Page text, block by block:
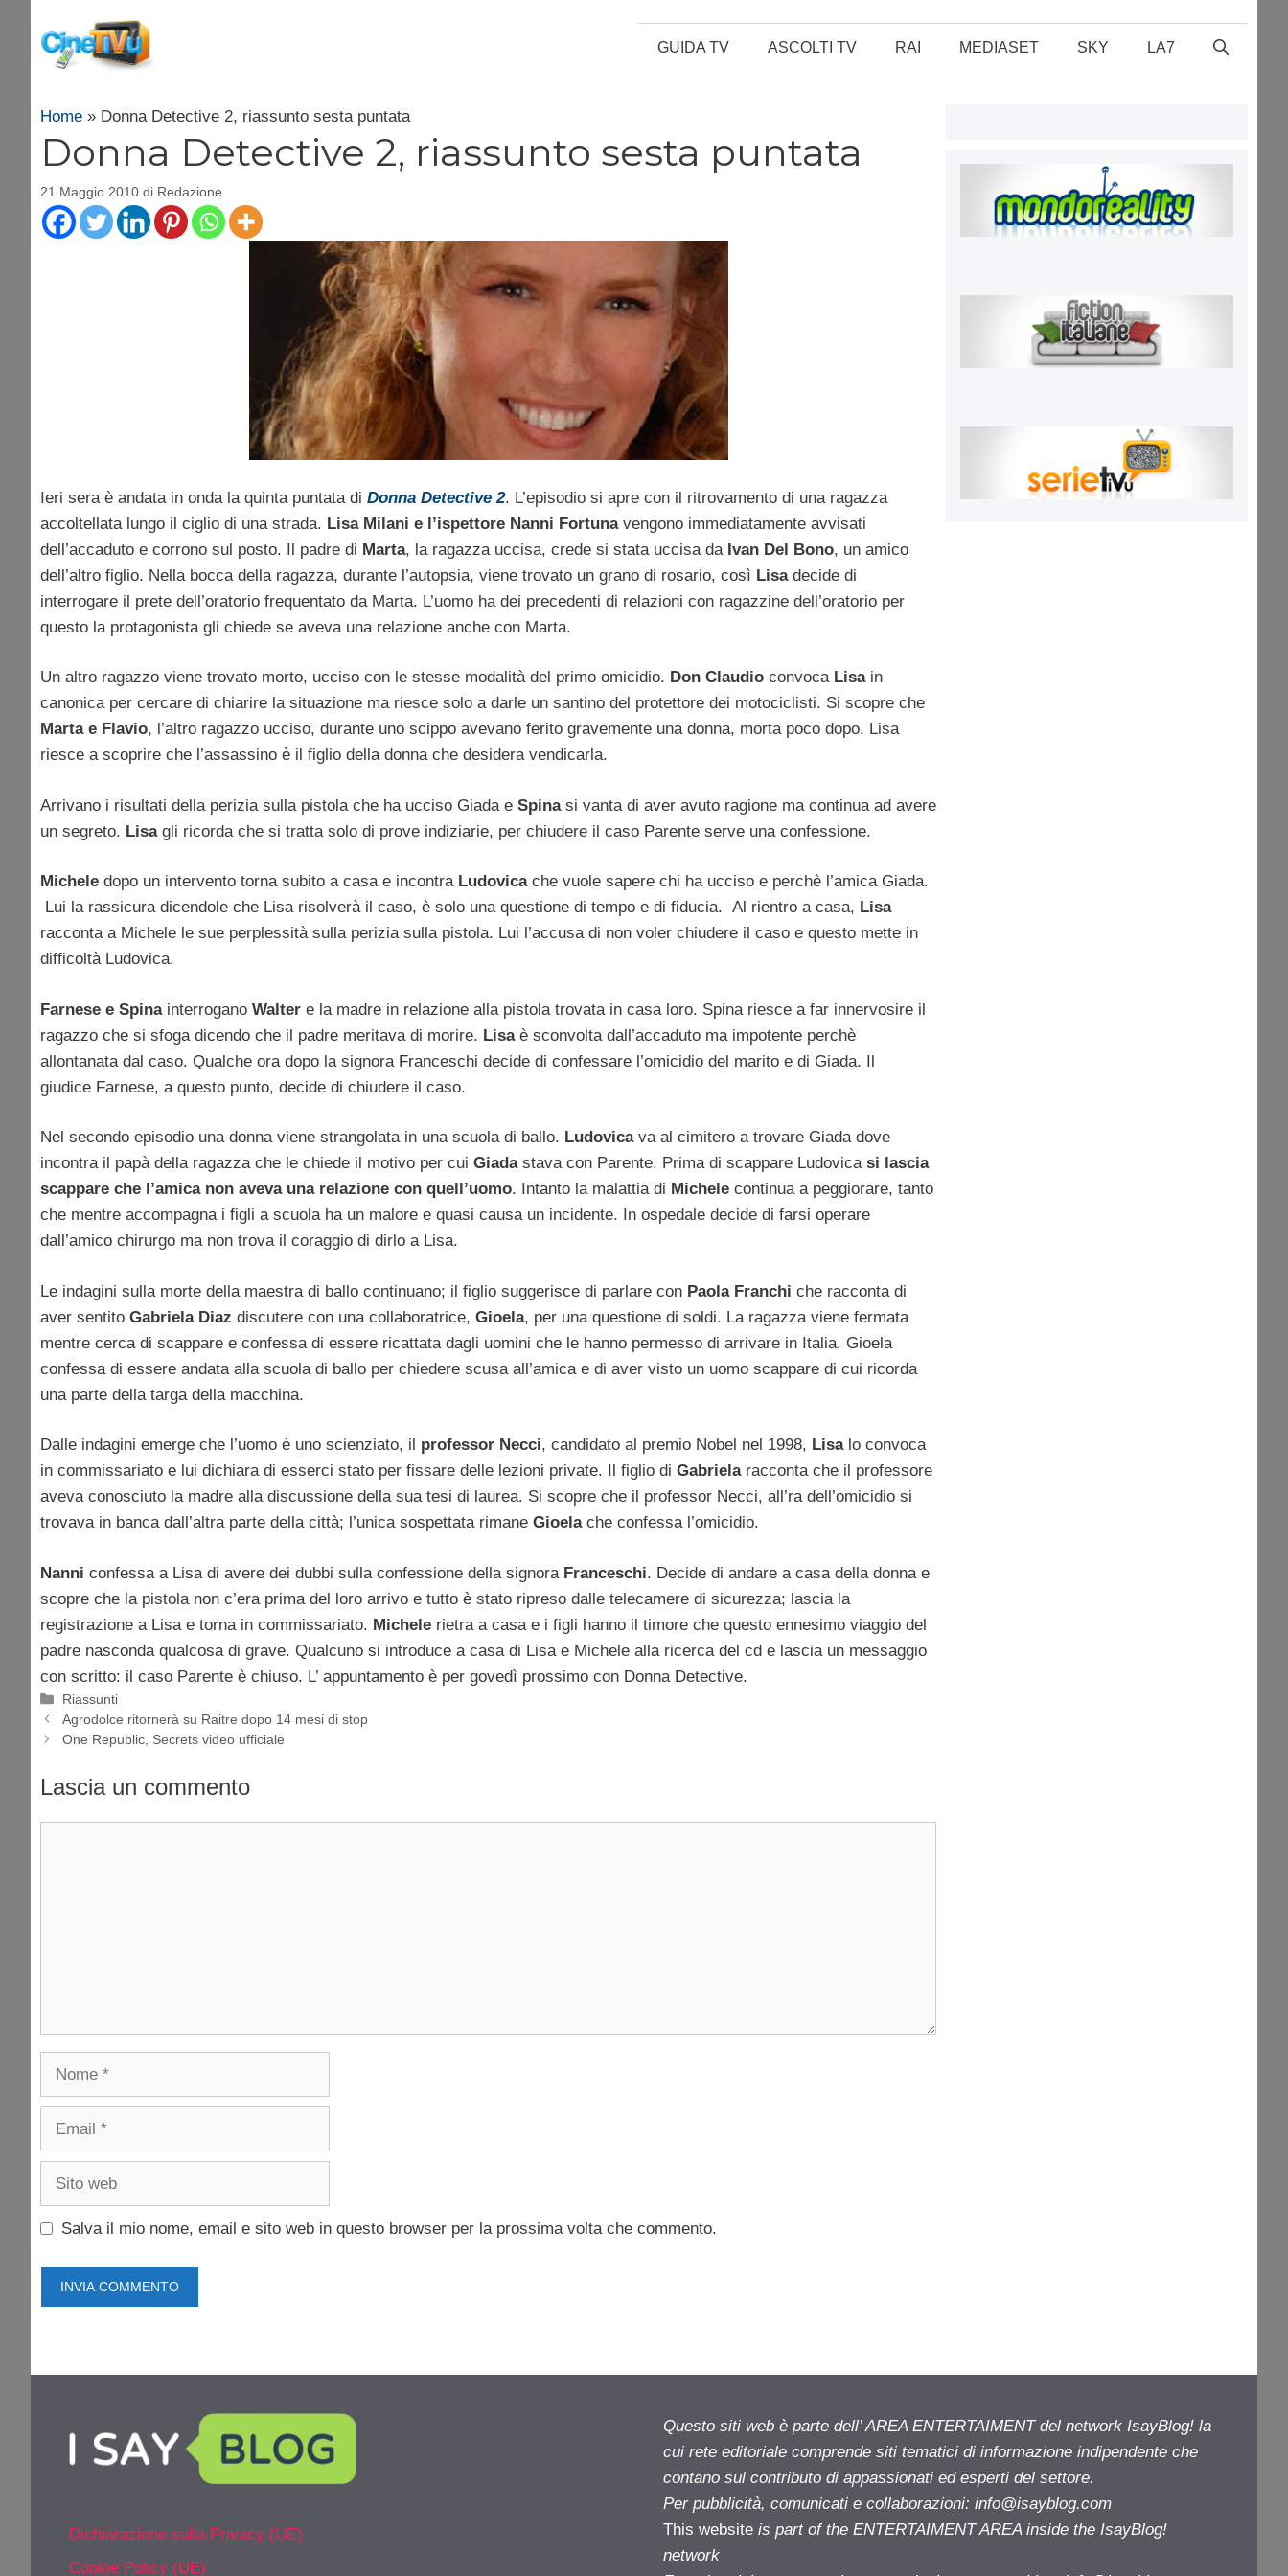
contenuto
GUIDA TV ASCOLTI TV RAI MEDIASET SKY LA7
Home » Donna Detective 2, riassunto sesta puntata
Donna Detective 2, riassunto sesta puntata
21 Maggio 2010 di Redazione
Ieri sera è andata in onda la quinta puntata di Donna Detective 2. L’episodio si apre con il ritrovamento di una ragazza
accoltellata lungo il ciglio di una strada. Lisa Milani e l’ispettore Nanni Fortunavengono immediatamente avvisati
dell’accaduto e corrono sul posto. Il padre di Marta, la ragazza uccisa, crede si stata uccisa da Ivan Del Bono, un amico
dell’altro figlio. Nella bocca della ragazza, durante l’autopsia, viene trovato un grano di rosario, così Lisa decide di
interrogare il prete dell’oratorio frequentato da Marta. L’uomo ha dei precedenti di relazioni con ragazzine dell’oratorio per
questo la protagonista gli chiede se aveva una relazione anche con Marta.
Un altro ragazzo viene trovato morto, ucciso con le stesse modalità del primo omicidio. Don Claudio convoca Lisa in
canonica per cercare di chiarire la situazione ma riesce solo a darle un santino del protettore dei motociclisti. Si scopre che
Marta e Flavio, l’altro ragazzo ucciso, durante uno scippo avevano ferito gravemente una donna, morta poco dopo. Lisa
riesce a scoprire che l’assassino è il figlio della donna che desidera vendicarla.
Arrivano i risultati della perizia sulla pistola che ha ucciso Giada e Spina si vanta di aver avuto ragione ma continua ad avere
un segreto. Lisagli ricorda che si tratta solo di prove indiziarie, per chiudere il caso Parente serve una confessione.
Michele dopo un intervento torna subito a casa e incontra Ludovicache vuole sapere chi ha ucciso e perchè l’amica Giada.
Lui la rassicura dicendole che Lisa risolverà il caso, è solo una questione di tempo e di fiducia. Al rientro a casa, Lisa
racconta a Michele le sue perplessità sulla perizia sulla pistola. Lui l’accusa di non voler chiudere il caso e questo mette in
difficoltà Ludovica.
Farnese e Spinainterrogano Walter e la madre in relazione alla pistola trovata in casa loro. Spina riesce a far innervosire il
ragazzo che si sfoga dicendo che il padre meritava di morire. Lisaè sconvolta dall’accaduto ma impotente perchè
allontanata dal caso. Qualche ora dopo la signora Franceschi decide di confessare l’omicidio del marito e di Giada. Il
giudice Farnese, a questo punto, decide di chiudere il caso.
Nel secondo episodio una donna viene strangolata in una scuola di ballo. Ludovicava al cimitero a trovare Giada dove
incontra il papà della ragazza che le chiede il motivo per cui Giada stava con Parente. Prima di scappare Ludovica si lascia
scappare che l’amica non aveva una relazione con quell’uomo. Intanto la malattia di Michele continua a peggiorare, tanto
che mentre accompagna i figli a scuola ha un malore e quasi causa un incidente. In ospedale decide di farsi operare
dall’amico chirurgo ma non trova il coraggio di dirlo a Lisa.
Le indagini sulla morte della maestra di ballo continuano; il figlio suggerisce di parlare con Paola Franchi che racconta di
aver sentito Gabriela Diaz discutere con una collaboratrice, Gioela, per una questione di soldi. La ragazza viene fermata
mentre cerca di scappare e confessa di essere ricattata dagli uomini che le hanno permesso di arrivare in Italia. Gioela
confessa di essere andata alla scuola di ballo per chiedere scusa all’amica e di aver visto un uomo scappare di cui ricorda
una parte della targa della macchina.
Dalle indagini emerge che l’uomo è uno scienziato, il professor Necci, candidato al premio Nobel nel 1998, Lisa lo convoca
in commissariato e lui dichiara di esserci stato per fissare delle lezioni private. Il figlio di Gabriela racconta che il professore
aveva conosciuto la madre alla discussione della sua tesi di laurea. Si scopre che il professor Necci, all’ra dell’omicidio si
trovava in banca dall’altra parte della città; l’unica sospettata rimane Gioela che confessa l’omicidio.
Nanni confessa a Lisa di avere dei dubbi sulla confessione della signora Franceschi. Decide di andare a casa della donna e
scopre che la pistola non c’era prima del loro arrivo e tutto è stato ripreso dalle telecamere di sicurezza; lascia la
registrazione a Lisa e torna in commissariato. Michele rietra a casa e i figli hanno il timore che questo ennesimo viaggio del
padre nasconda qualcosa di grave. Qualcuno si introduce a casa di Lisa e Michele alla ricerca del cd e lascia un messaggio
con scritto: il caso Parente è chiuso. L’ appuntamento è per govedì prossimo con Donna Detective.
Categorie
Riassunti
Agrodolce ritornerà su Raitre dopo 14 mesi di stop
One Republic, Secrets video ufficiale
Lascia un commento
Nome
Email
Sito
Salva il mio nome, email e sito web in questo browser per la prossima volta che commento.
Dichiarazione sulla Privacy (UE)
Cookie Policy (UE)
Questo siti web è parte dell’ AREA ENTERTAIMENT del network IsayBlog! la
cui rete editoriale comprende siti tematici di informazione indipendente che
contano sul contributo di appassionati ed esperti del settore.
Per pubblicità, comunicati e collaborazioni: info@isayblog.com
This website is part of the ENTERTAIMENT AREA inside the IsayBlog!
network